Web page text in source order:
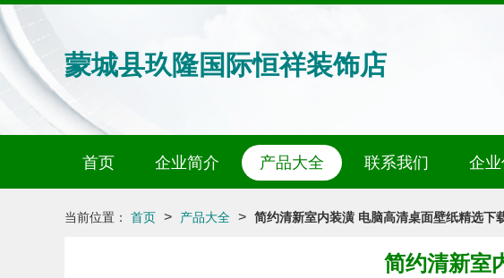
蒙城县玖隆国际恒祥装饰店
首页 企业简介 产品大全 联系我们 企
当前位置： 首页 > 产品大全 > 简约清新室内装潢 电脑高清桌面壁纸精选下
简约清新室